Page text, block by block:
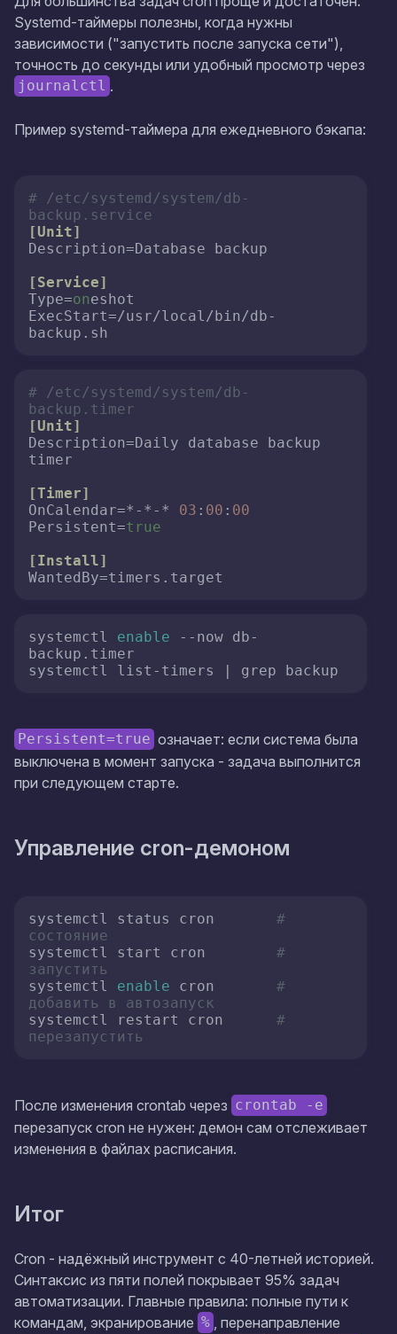
Systemd-таймеры полезны, когда нужны
зависимости ("запустить после запуска сети"),
точность до секунды или удобный просмотр через
journalctl .
Пример systemd-таймера для ежедневного бэкапа:
# /etc/systemd/system/db-
backup.service
[Unit]
Description=Database backup
[Service]
Type=on
ExecStart=/usr/local/bin/db-
backup.sh
# /etc/systemd/system/db-
backup.timer
[Unit]
Description=Daily database backup
timer
[Timer]
OnCalendar=*-*-* 03 : 00 : 00
Persistent=true
[Install]
WantedBy=timers.target
systemctl enable --now db-
backup.timer
systemctl list-timers | grep backup
Persistent=true означает: если система была
выключена в момент запуска - задача выполнится
при следующем старте.
Управление cron-демоном
systemctl status cron #
состояние
systemctl start cron #
запустить
systemctl enable cron #
добавить в автозапуск
systemctl restart cron #
перезапустить
После изменения crontab через crontab -e
перезапуск cron не нужен: демон сам отслеживает
изменения в файлах расписания.
Итог
Cron - надёжный инструмент с 40-летней историей.
Синтаксис из пяти полей покрывает 95% задач
автоматизации. Главные правила: полные пути к
командам, экранирование %
, перенаправление